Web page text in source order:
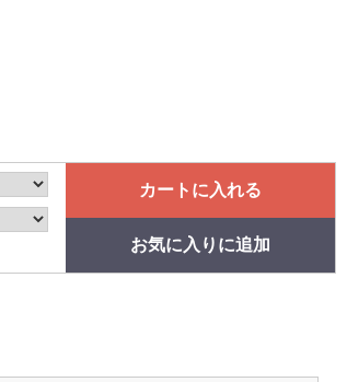
カートに入れる
お気に入りに追加